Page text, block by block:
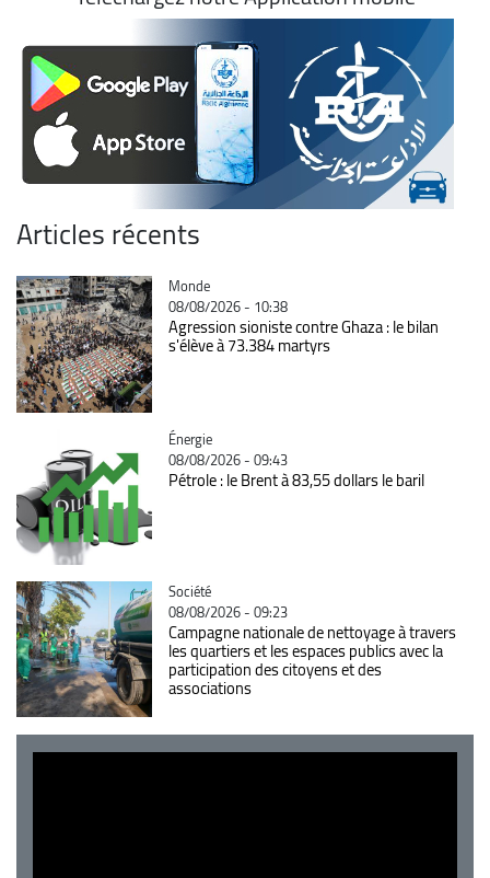
Articles récents
Catégorie
Monde
08/08/2026 - 10:38
Agression sioniste contre Ghaza : le bilan
s'élève à 73.384 martyrs
Catégorie
Énergie
08/08/2026 - 09:43
Pétrole : le Brent à 83,55 dollars le baril
Catégorie
Société
08/08/2026 - 09:23
Campagne nationale de nettoyage à travers
les quartiers et les espaces publics avec la
participation des citoyens et des
associations